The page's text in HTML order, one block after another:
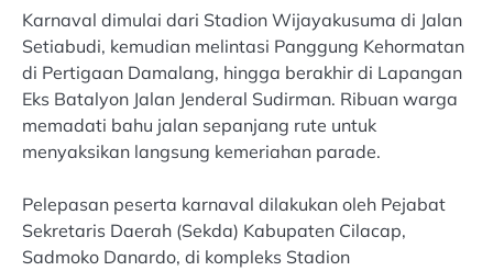
Karnaval dimulai dari Stadion Wijayakusuma di Jalan
Setiabudi, kemudian melintasi Panggung Kehormatan
di Pertigaan Damalang, hingga berakhir di Lapangan
Eks Batalyon Jalan Jenderal Sudirman. Ribuan warga
memadati bahu jalan sepanjang rute untuk
menyaksikan langsung kemeriahan parade.
Pelepasan peserta karnaval dilakukan oleh Pejabat
Sekretaris Daerah (Sekda) Kabupaten Cilacap,
Sadmoko Danardo, di kompleks Stadion